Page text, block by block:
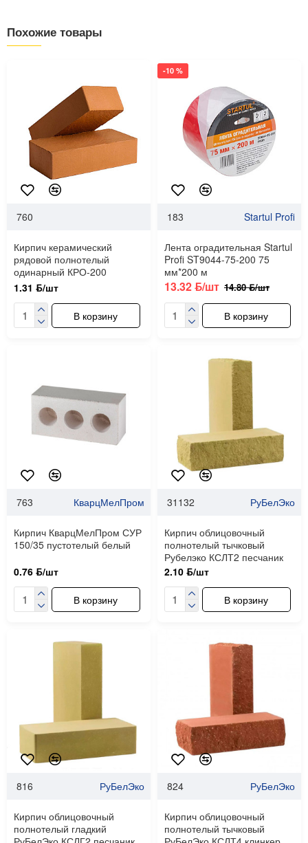
Похожие товары
760
Кирпич керамический
рядовой полнотелый
одинарный КРО-200
1.31 ƃ/шт
В корзину
-10 %
183 Startul Profi
Лента оградительная Startul
Profi ST9044-75-200 75
мм*200 м
13.32 ƃ/шт 14.80 ƃ/шт
В корзину
763 КварцМелПром
Кирпич КварцМелПром СУР
150/35 пустотелый белый
0.76 ƃ/шт
В корзину
31132 РуБелЭко
Кирпич облицовочный
полнотелый тычковый
Рубелэко КСЛТ2 песчаник
2.10 ƃ/шт
В корзину
816 РуБелЭко
Кирпич облицовочный
полнотелый гладкий
824 РуБелЭко
Кирпич облицовочный
полнотелый тычковый